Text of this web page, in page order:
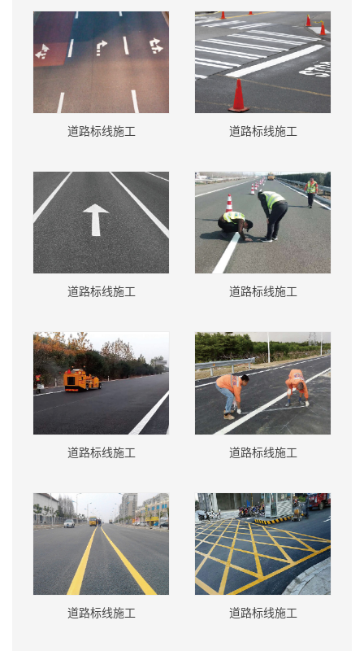
道路标线施工 道路标线施工
道路标线施工 道路标线施工
道路标线施工 道路标线施工
道路标线施工 道路标线施工